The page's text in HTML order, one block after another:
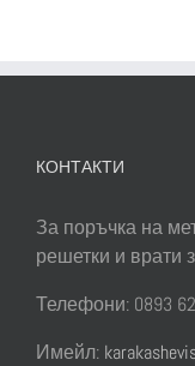
КОНТАКТИ
За поръчка на
решетки и врати
Телефони: 0893
Имейл: